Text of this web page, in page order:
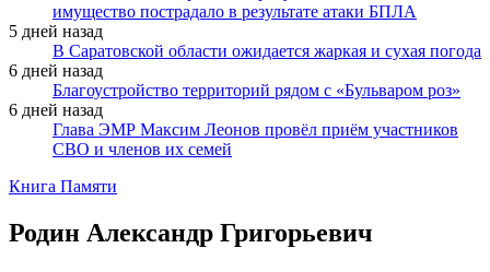
имущество пострадало в результате атаки БПЛА
5 дней назад
В Саратовской области ожидается жаркая и сухая погода
6 дней назад
Благоустройство территорий рядом с «Бульваром роз»
6 дней назад
Глава ЭМР Максим Леонов провёл приём участников
СВО и членов их семей
Книга Памяти
Родин Александр Григорьевич